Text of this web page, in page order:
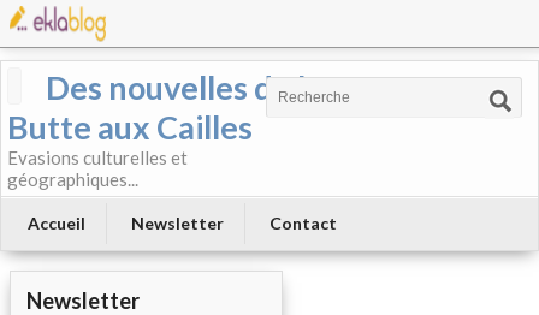
Des nouvelles de la
Butte aux Cailles
Evasions culturelles et
géographiques...
Accueil Newsletter Contact
Newsletter